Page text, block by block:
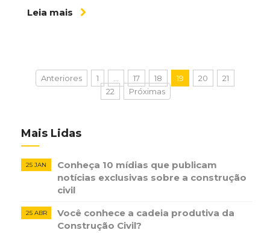
Leia mais
Anteriores 1 … 17 18 19 20
21
22
Próximas
Mais Lidas
25 JAN
Conheça 10 mídias que publicam
notícias ​exclusivas sobre​ ​a construção​ ​
civil
25 ABR
Você conhece a cadeia produtiva da
Construção Civil?